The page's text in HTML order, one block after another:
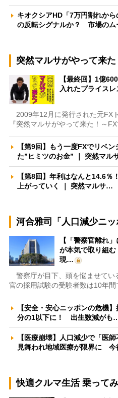
キオクシアHD「7万円割れか
の反転シグナルか？ 市場の
突然マルサがやって来た
【最終回】1億
入れたプライス
2009年12月に発行された元FX
『突然マルサがやって来た！～
【第9回】もう一度FXでリベ
た”ヒミツのお金” ｜ 突然マル
【第8回】年利はなんと14.6
上がっていく ｜ 突然マルサ…
河合雅司「人口減少ニッ
【「警察官離れ
が本気で取り組
現…
警察庁が目下、頭を悩ませてい
官の採用試験の受験者数は10年
【安全・安心ニッポンの危機
分の1以下に！ 出生数減がも
【医療崩壊】人口減少で「医
見舞われ地域医療が限界に
快適クルマ生活 乗って